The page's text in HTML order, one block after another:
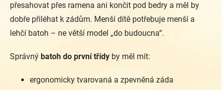
přesahovat přes ramena ani končit pod bedry a měl by
dobře přiléhat k zádům. Menší dítě potřebuje menší a
lehčí batoh – ne větší model „do budoucna“.
Správný batoh do první třídy by měl mít:
ergonomicky tvarovaná a zpevněná záda